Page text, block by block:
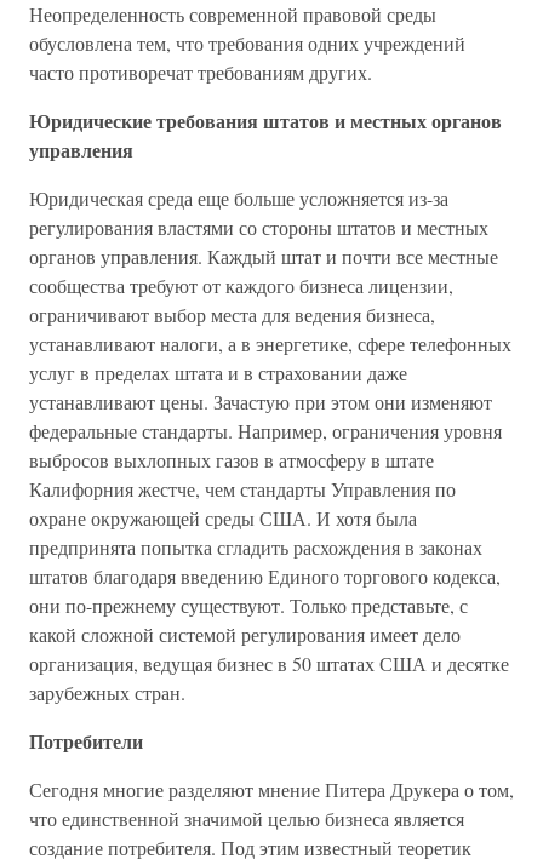
Неопределенность современной правовой среды
обусловлена тем, что требования одних учреждений
часто противоречат требованиям других.
Юридические требования штатов и местных органов
управления
Юридическая среда еще больше усложняется из-за
регулирования властями со стороны штатов и местных
органов управления. Каждый штат и почти все местные
сообщества требуют от каждого бизнеса лицензии,
ограничивают выбор места для ведения бизнеса,
устанавливают налоги, а в энергетике, сфере телефонных
услуг в пределах штата и в страховании даже
устанавливают цены. Зачастую при этом они изменяют
федеральные стандарты. Например, ограничения уровня
выбросов выхлопных газов в атмосферу в штате
Калифорния жестче, чем стандарты Управления по
охране окружающей среды США. И хотя была
предпринята попытка сгладить расхождения в законах
штатов благодаря введению Единого торгового кодекса,
они по-прежнему существуют. Только представьте, с
какой сложной системой регулирования имеет дело
организация, ведущая бизнес в 50 штатах США и десятке
зарубежных стран.
Потребители
Сегодня многие разделяют мнение Питера Друкера о том,
что единственной значимой целью бизнеса является
создание потребителя. Под этим известный теоретик